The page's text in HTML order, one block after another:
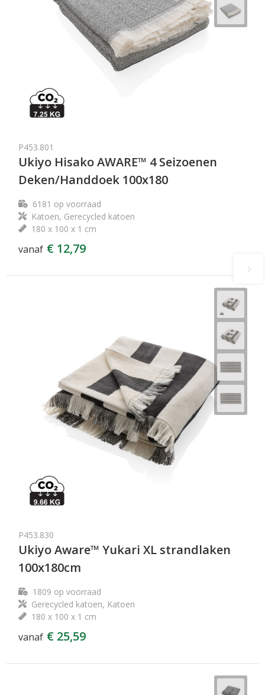
P453.801
Ukiyo Hisako AWARE™ 4 Seizoenen
Deken/Handdoek 100x180
6181 op voorraad
Katoen, Gerecycled katoen
180 x 100 x 1 cm
vanaf € 12,79
P453.830
Ukiyo Aware™ Yukari XL strandlaken
100x180cm
1809 op voorraad
Gerecycled katoen, Katoen
180 x 100 x 1 cm
vanaf € 25,59